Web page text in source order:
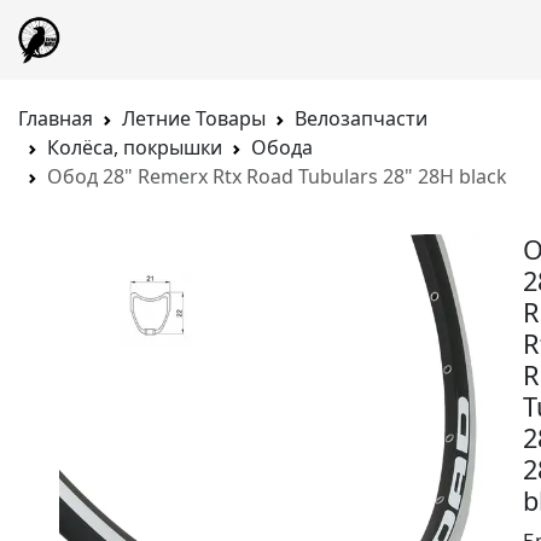
Главная Летние Товары
Велозапчасти
Колёса, покрышки
Обода
Обод 28" Remerx Rtx Road Tubulars 28" 28H black